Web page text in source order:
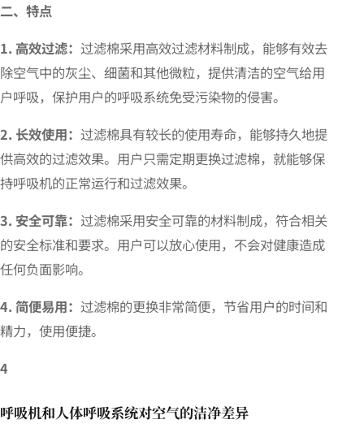
二、特点
1. 高效过滤： 过滤棉采用高效过滤材料制成，能够有效去
除空气中的灰尘、细菌和其他微粒，提供清洁的空气给用
户呼吸，保护用户的呼吸系统免受污染物的侵害。
2. 长效使用： 过滤棉具有较长的使用寿命，能够持久地提
供高效的过滤效果。用户只需定期更换过滤棉，就能够保
持呼吸机的正常运行和过滤效果。
3. 安全可靠： 过滤棉采用安全可靠的材料制成，符合相关
的安全标准和要求。用户可以放心使用，不会对健康造成
任何负面影响。
4. 简便易用： 过滤棉的更换非常简便，节省用户的时间和
精力，使用便捷。
4
呼吸机和人体呼吸系统对空气的洁净差异